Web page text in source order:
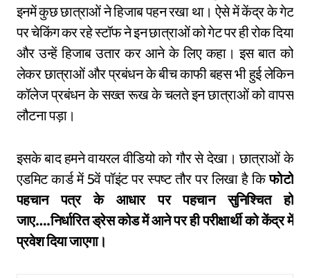
इनमें कुछ छात्राओं ने हिजाब पहन रखा था। ऐसे में केंद्र के गेट
पर चेकिंग कर रहे स्टॉफ ने इन छात्राओं को गेट पर ही रोक दिया
और उन्हें हिजाब उतार कर आने के लिए कहा। इस बात को
लेकर छात्राओं और प्रबंधन के बीच काफी बहस भी हुई लेकिन
कॉलेज प्रबंधन के सख्त रूख के चलते इन छात्राओं को वापस
लौटना पड़ा।
इसके बाद हमने वायरल वीडियो को गौर से देखा। छात्राओं के
एडमिट कार्ड में 5वें पॉइंट पर स्पष्ट तौर पर लिखा है किफोटो
पहचान पत्र के आधार पर पहचान सुनिश्चित हो
जाए….निर्धारित ड्रेस कोड में आने पर ही परीक्षार्थी को केंद्र में
प्रवेश दिया जाएगा।